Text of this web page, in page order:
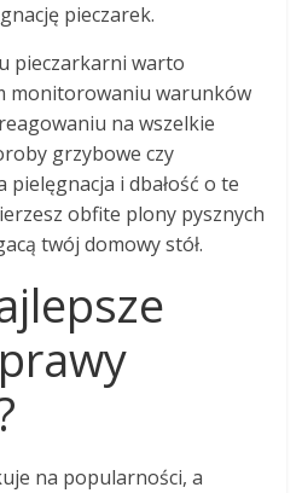
pieczarek.
pieczarkarni warto
monitorowaniu warunków
na wszelkie
grzybowe czy
i dbałość o te
obfite plony pysznych
twój domowy stół.
na popularności, a